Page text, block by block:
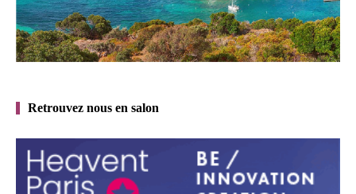
Retrouvez nous en salon